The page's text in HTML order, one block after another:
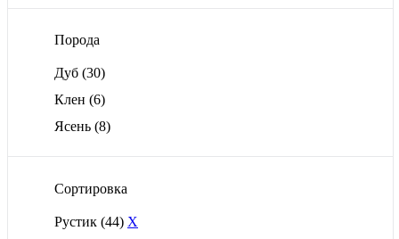
Порода
Дуб (30)
Клен (6)
Ясень (8)
Сортировка
Рустик (44) X